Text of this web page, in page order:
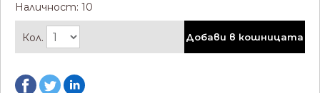
Наличност: 10
Кол. Добави в кошницата